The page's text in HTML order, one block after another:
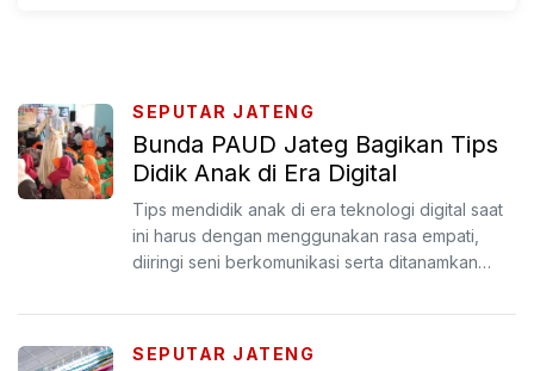
SEPUTAR JATENG
Bunda PAUD Jateg Bagikan Tips
Didik Anak di Era Digital
Tips mendidik anak di era teknologi digital saat
ini harus dengan menggunakan rasa empati,
diiringi seni berkomunikasi serta ditanamkan
SEPUTAR JATENG